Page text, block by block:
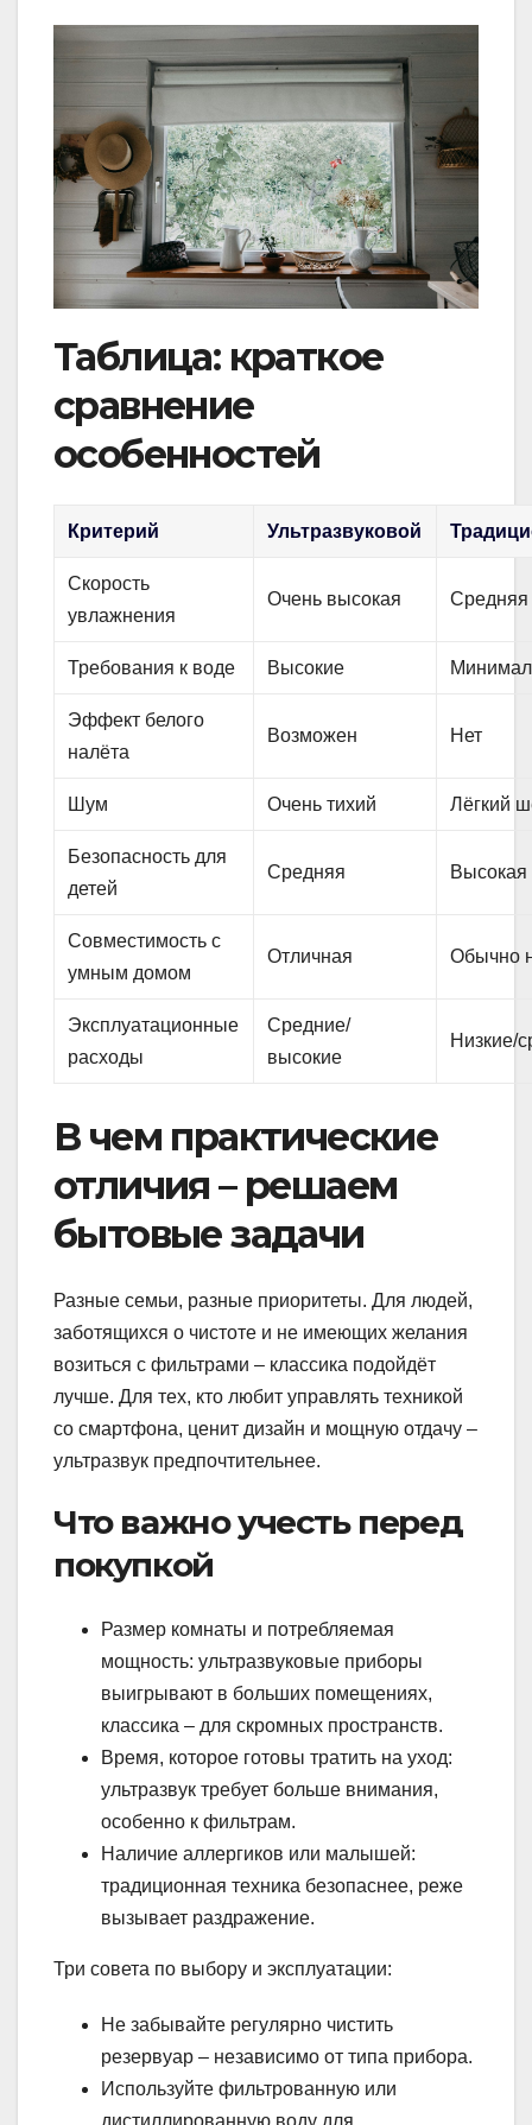
Таблица: краткое
сравнение
особенностей
Критерий Ультразвуковой
Скорость
увлажнения
Очень высокая Средняя
Требования к воде Высокие
Эффект белого
налёта
Возможен Нет
Шум Очень тихий Лёгкий
Безопасность для
детей
Средняя Высокая
Совместимость с
умным домом
Отличная Обычно
Эксплуатационные
расходы
Средние/
высокие
Низкие/
В чем практические
отличия – решаем
бытовые задачи
Разные семьи, разные приоритеты. Для людей,
заботящихся о чистоте и не имеющих желания
возиться с фильтрами – классика подойдёт
лучше. Для тех, кто любит управлять техникой
со смартфона, ценит дизайн и мощную отдачу –
ультразвук предпочтительнее.
Что важно учесть перед
покупкой
Размер комнаты и потребляемая
мощность: ультразвуковые приборы
выигрывают в больших помещениях,
классика – для скромных пространств.
Время, которое готовы тратить на уход:
ультразвук требует больше внимания,
особенно к фильтрам.
Наличие аллергиков или малышей:
традиционная техника безопаснее, реже
вызывает раздражение.
Три совета по выбору и эксплуатации:
Не забывайте регулярно чистить
резервуар – независимо от типа прибора.
Используйте фильтрованную или
дистиллированную воду для